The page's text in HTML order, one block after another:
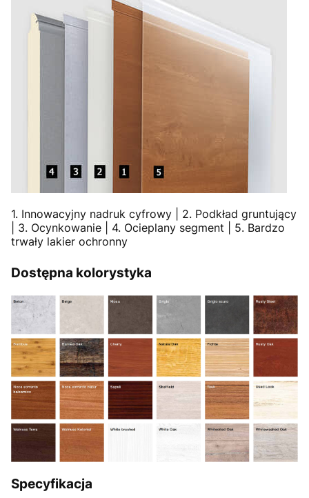
1. Innowacyjny nadruk cyfrowy | 2. Podkład gruntujący
| 3. Ocynkowanie | 4. Ocieplany segment | 5. Bardzo
trwały lakier ochronny
Dostępna kolorystyka
Specyfikacja